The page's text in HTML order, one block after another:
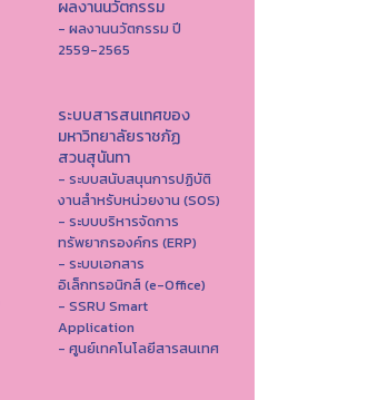
ผลงานนวัตกรรม
- ผลงานนวัตกรรม ปี
2559-2565
ระบบสารสนเทศของ
มหาวิทยาลัยราชภัฏ
สวนสุนันทา
- ระบบสนับสนุนการปฏิบัติ
งานสำหรับหน่วยงาน (SOS)
- ระบบบริหารจัดการ
ทรัพยากรองค์กร (ERP)
- ระบบเอกสาร
อิเล็กทรอนิกส์ (e-Office)
- SSRU Smart
Application
- ศูนย์เทคโนโลยีสารสนเทศ